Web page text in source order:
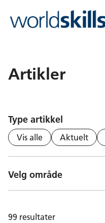
Artikler
Type artikkel
Vis alle Aktuelt
Velg område
99 resultater